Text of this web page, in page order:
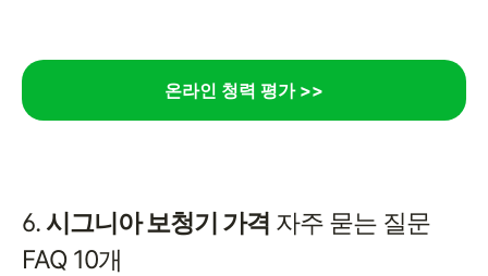
온라인 청력 평가 >>
6.시그니아 보청기 가격 자주 묻는 질문
FAQ 10개